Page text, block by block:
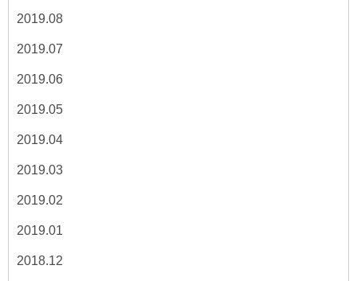
2019.08
2019.07
2019.06
2019.05
2019.04
2019.03
2019.02
2019.01
2018.12